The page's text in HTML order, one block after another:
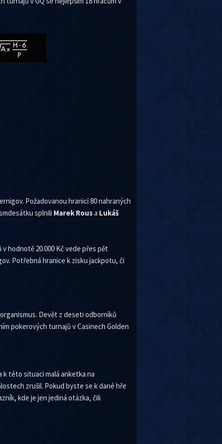
Požadovanou hranici 80 nahraných
splnili Marek Rousa Lukáš
hodnotě 20.000 Kč vede přes pět
Potřebná hranice k zisku jackpotu, či
Devět z deseti odborníků
pokerových turnajů v Casinech Golden
k této situaci malá anketka na
zrušil. Pokud byste se k dané hře
kde je jen jediná otázka, čili